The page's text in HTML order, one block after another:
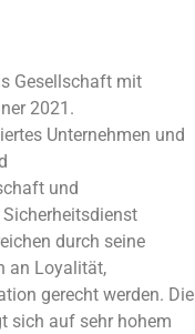
Gesellschaft mit
2021.
Unternehmen und
und
durch seine
an Loyalität,
gerecht werden. Die
sich auf sehr hohem